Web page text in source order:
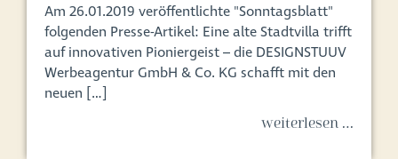
Am 26.01.2019 veröffentlichte "Sonntagsblatt"
folgenden Presse-Artikel: Eine alte Stadtvilla trifft
auf innovativen Pioniergeist – die DESIGNSTUUV
Werbeagentur GmbH & Co. KG schafft mit den
neuen […]
weiterlesen …